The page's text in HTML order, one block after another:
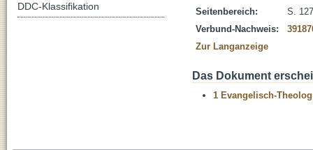
Seitenbereich:
S.
Verbund-Nachweis:
Zur Langanzeige
Das Dokument
1 Evangelisch-
DDC-Klassifikation